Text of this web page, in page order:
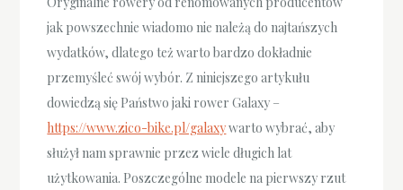
jak powszechnie wiadomo nie należą do najtańszych
wydatków, dlatego też warto bardzo dokładnie
przemyśleć swój wybór. Z niniejszego artykułu
dowiedzą się Państwo jaki rower Galaxy –
https://www.zico-bike.pl/galaxywarto wybrać, aby
służył nam sprawnie przez wiele długich lat
użytkowania. Poszczególne modele na pierwszy rzut